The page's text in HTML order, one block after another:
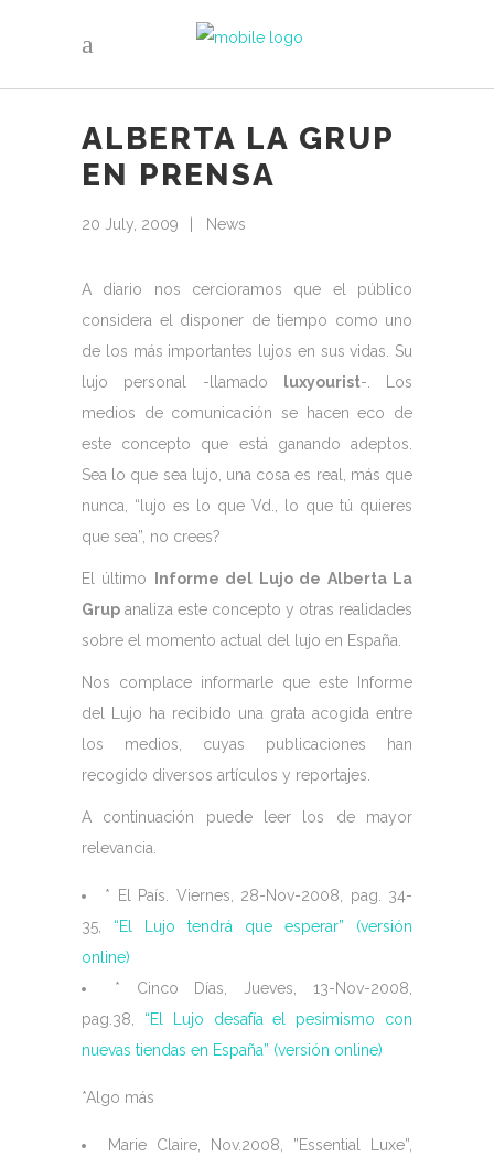
ALBERTA LA GRUP
EN PRENSA
20 July, 2009 News
A diario nos cercioramos que el público
considera el disponer de tiempo como uno
de los más importantes lujos en sus vidas. Su
lujo personal -llamado luxyourist-. Los
medios de comunicación se hacen eco de
este concepto que está ganando adeptos.
Sea lo que sea lujo, una cosa es real, más que
nunca, “lujo es lo que Vd., lo que tú quieres
que sea”, no crees?
El último
Informe del Lujo de Alberta La
Grup analiza este concepto y otras realidades
sobre el momento actual del lujo en España.
Nos complace informarle que este Informe
del Lujo ha recibido una grata acogida entre
los medios, cuyas publicaciones han
recogido diversos artículos y reportajes.
A continuación puede leer los de mayor
relevancia.
* El País. Viernes, 28-Nov-2008, pag. 34-
35, “El Lujo tendrá que esperar” (versión
online)
* Cinco Días, Jueves, 13-Nov-2008,
pag.38, “El Lujo desafía el pesimismo con
nuevas tiendas en España” (versión online)
*Algo más
Marie Claire, Nov.2008, ”Essential Luxe”,